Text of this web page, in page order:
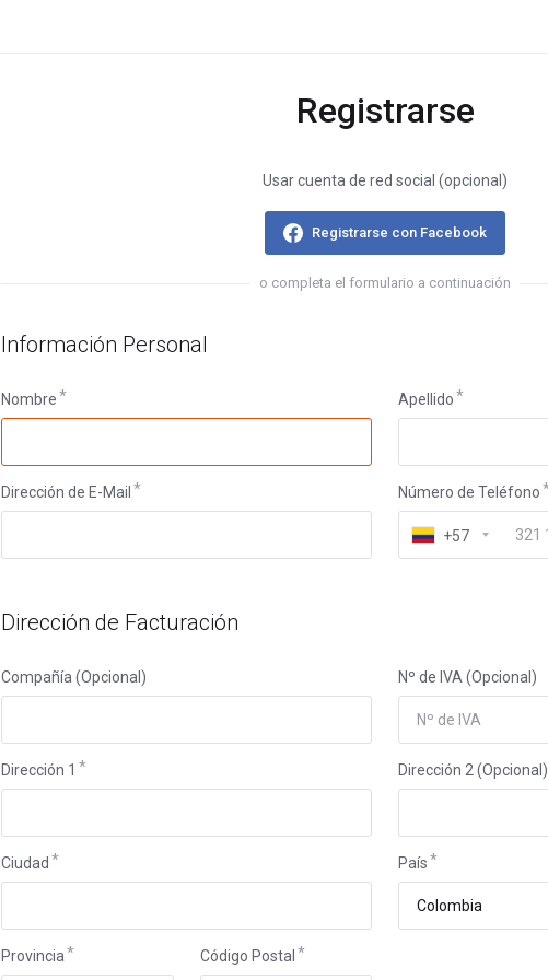
Registrarse
Usar cuenta de red social (opcional)
Registrarse con Facebook
o completa el formulario a continuación
Información Personal
Nombre Apellido
Dirección de E-Mail Número de Teléfono
+57
Dirección de Facturación
Compañía (Opcional) Nº de IVA (Opcional)
Dirección 1 Dirección 2 (Opcional)
Ciudad País
Provincia Código Postal